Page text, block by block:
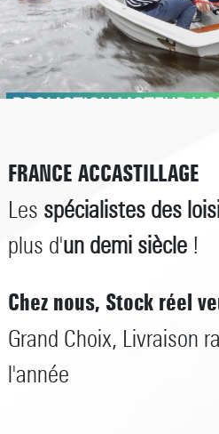
PROMOTION MOTEUR
FRANCE ACCASTILLAGE
Les spécialistes des
plus d'un demi siècle !
Chez nous, Stock réel
Grand Choix, Livraison
l'année